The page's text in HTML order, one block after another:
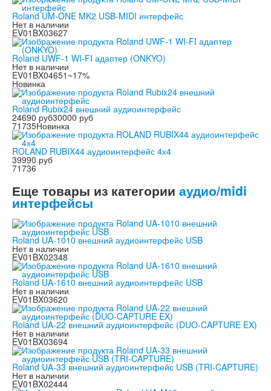
Roland UM-ONE MK2 USB-MIDI интерфейс
Нет в наличии
EV01BX03627
Roland UWF-1 WI-FI адаптер (ONKYO)
Нет в наличии
EV01BX04651 ~17%
Новинка
Roland Rubix24 внешний аудиоинтерфейс
24690 руб30000 руб
71735Новинка
ROLAND RUBIX44 аудиоинтерфейс 4х4
39990 руб
71736
Еще товары из категории аудио/midi
интерфейсы
Roland UA-1010 внешний аудиоинтерфейс USB
Нет в наличии
EV01BX02348
Roland UA-1610 внешний аудиоинтерфейс USB
Нет в наличии
EV01BX03620
Roland UA-22 внешний аудиоинтерфейс (DUO-CAPTURE EX)
Нет в наличии
EV01BX03694
Roland UA-33 внешний аудиоинтерфейс USB (TRI-CAPTURE)
Нет в наличии
EV01BX02444